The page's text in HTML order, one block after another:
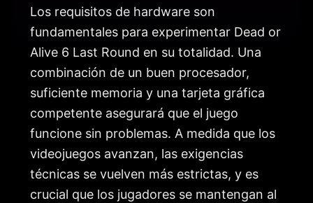
Los requisitos de hardware son
fundamentales para experimentar Dead or
Alive 6 Last Round en su totalidad. Una
combinación de un buen procesador,
suficiente memoria y una tarjeta gráfica
competente asegurará que el juego
funcione sin problemas. A medida que los
videojuegos avanzan, las exigencias
técnicas se vuelven más estrictas, y es
crucial que los jugadores se mantengan al